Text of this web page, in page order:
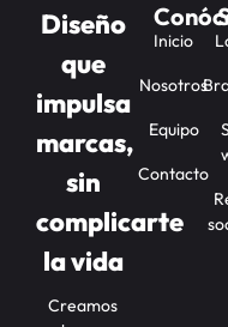
Diseño
que
impulsa
marcas,
sin
complicarte
la vida
Creamos
Inicio
Nosotros
Equipo
Contacto